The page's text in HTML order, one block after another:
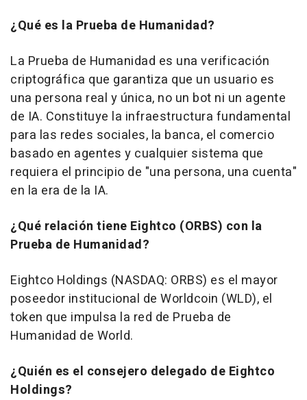
¿Qué es la Prueba de Humanidad?
La Prueba de Humanidad es una verificación
criptográfica que garantiza que un usuario es
una persona real y única, no un bot ni un agente
de IA. Constituye la infraestructura fundamental
para las redes sociales, la banca, el comercio
basado en agentes y cualquier sistema que
requiera el principio de "una persona, una cuenta"
en la era de la IA.
¿Qué relación tiene Eightco (ORBS) con la
Prueba de Humanidad?
Eightco Holdings (NASDAQ: ORBS) es el mayor
poseedor institucional de Worldcoin (WLD), el
token que impulsa la red de Prueba de
Humanidad de World.
¿Quién es el consejero delegado de Eightco
Holdings?